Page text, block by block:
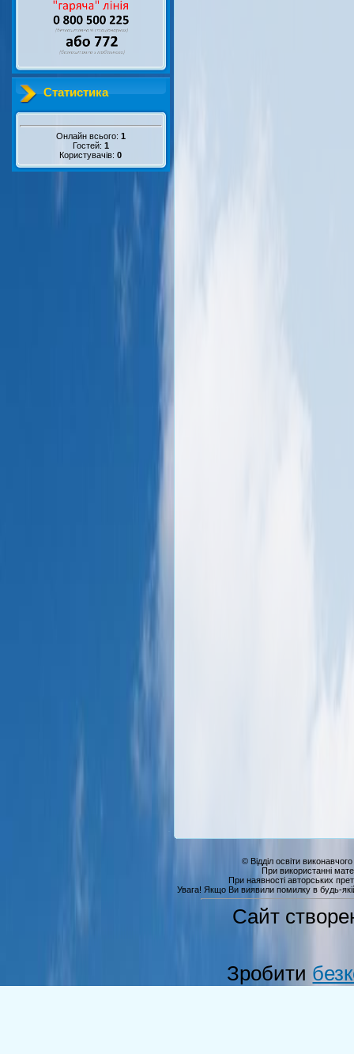
Статистика
Онлайн всього: 1
Гостей: 1
Користувачів:0
© Відділ освіти
При використанні
При наявності авторських
Увага! Якщо Ви виявили помилку в будь-якій
Сайт
Зробити